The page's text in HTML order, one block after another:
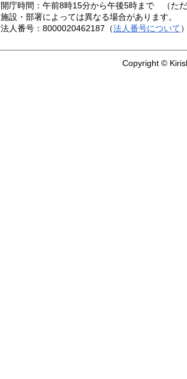
開庁時間：午前8時15分から午後5時まで （た
施設・部署によっては異なる場合があります。
法人番号：8000020462187（法人番号について
Copyright ©